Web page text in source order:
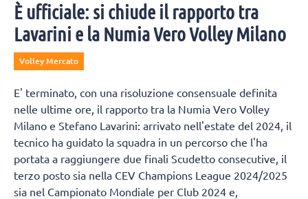
È ufficiale: si chiude il rapporto tra
Lavarini e la Numia Vero Volley Milano
Volley Mercato
E' terminato, con una risoluzione consensuale definita
nelle ultime ore, il rapporto tra la Numia Vero Volley
Milano e Stefano Lavarini: arrivato nell'estate del 2024, il
tecnico ha guidato la squadra in un percorso che l'ha
portata a raggiungere due finali Scudetto consecutive, il
terzo posto sia nella CEV Champions League 2024/2025
sia nel Campionato Mondiale per Club 2024 e,